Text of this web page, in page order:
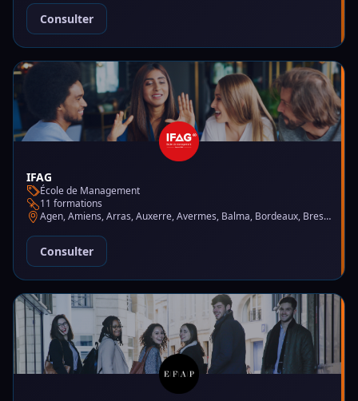
Consulter
IFAG
École de Management
11 formations
Agen, Amiens, Arras, Auxerre, Avermes, Balma, Bordeaux, Brest, Charleville-Mézières, Chartres, Courbevoie, Dijon, Gap, La Garde, Le Mans, Lille, Lyon, Mont-de-Marsan, Montluçon, Montpellier, Mulhouse, Nantes, Puteaux, Reims, Rennes, Trélazé
Consulter